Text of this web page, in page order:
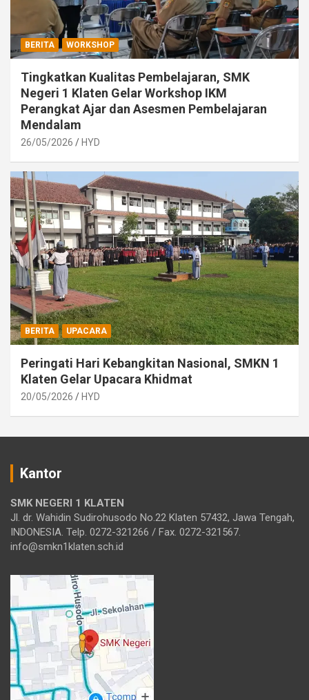
BERITA WORKSHOP
Tingkatkan Kualitas Pembelajaran, SMK
Negeri 1 Klaten Gelar Workshop IKM
Perangkat Ajar dan Asesmen Pembelajaran
Mendalam
26/05/2026 HYD
BERITA UPACARA
Peringati Hari Kebangkitan Nasional, SMKN 1
Klaten Gelar Upacara Khidmat
20/05/2026 HYD
Kantor
SMK NEGERI 1 KLATEN
Jl. dr. Wahidin Sudirohusodo No.22 Klaten 57432, Jawa Tengah,
INDONESIA. Telp. 0272-321266 / Fax. 0272-321567.
info@smkn1klaten.sch.id